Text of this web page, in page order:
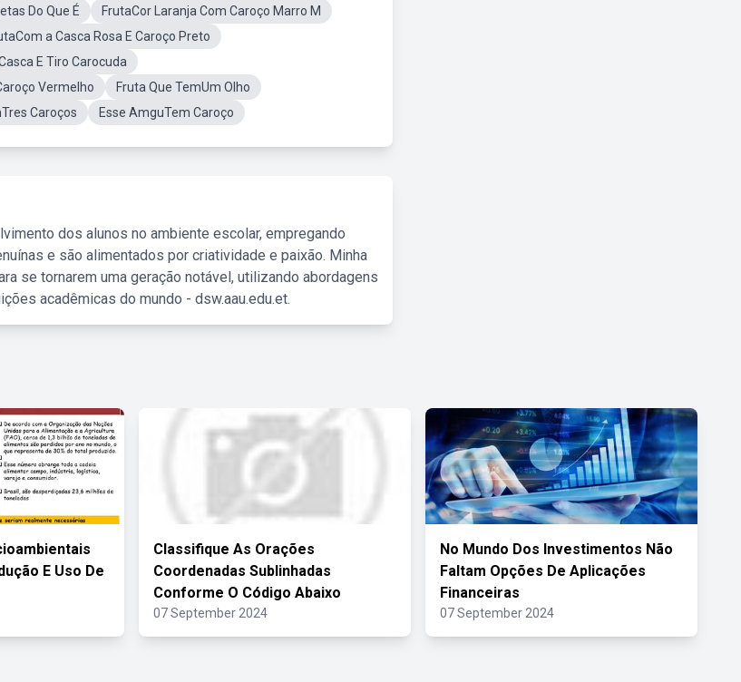
Do Que É
FrutaCor Laranja Com Caroço Marro M
a Casca Rosa E Caroço Preto
E Tiro Carocuda
Vermelho
Fruta Que TemUm Olho
Caroços Esse AmguTem Caroço
dos alunos no ambiente escolar, empregando
e são alimentados por criatividade e paixão. Minha
se tornarem uma geração notável, utilizando abordagens
acadêmicas do mundo - dsw.aau.edu.et.
E Uso De
Classifique As Orações
Coordenadas Sublinhadas
Conforme O Código Abaixo
07 September 2024
No Mundo Dos Investimentos Não
Faltam Opções De Aplicações
Financeiras
07 September 2024